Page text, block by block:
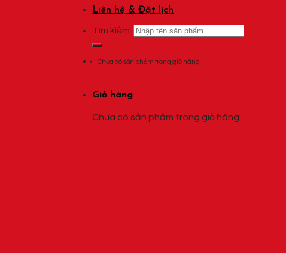
Liên hệ & Đặt lịch
Tìm kiếm:
Chưa có sản phẩm trong giỏ hàng.
Giỏ hàng
Chưa có sản phẩm trong giỏ hàng.